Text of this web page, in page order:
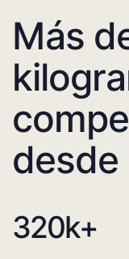
Más
desde
320k+